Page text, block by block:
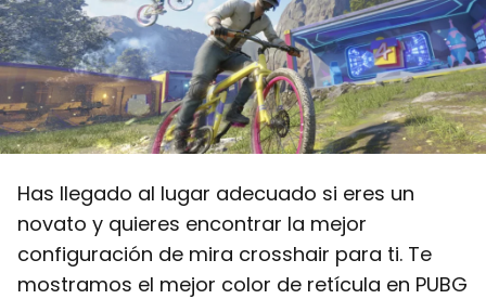
Has llegado al lugar adecuado si eres un
novato y quieres encontrar la mejor
configuración de mira crosshair para ti. Te
mostramos el mejor color de retícula en PUBG